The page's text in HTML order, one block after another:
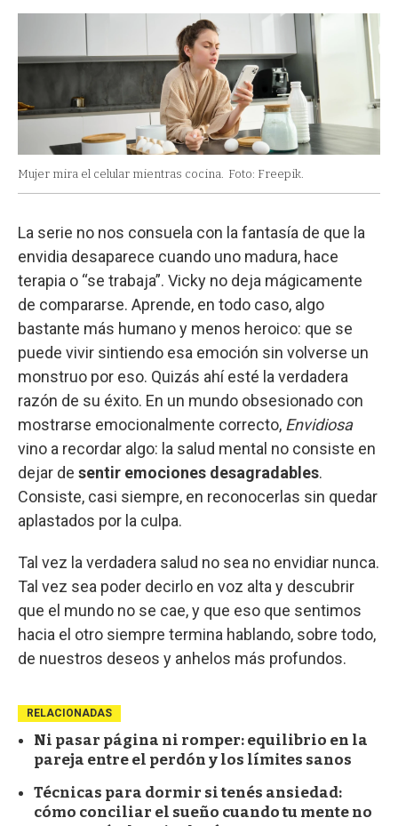
Mujer mira el celular mientras cocina. Foto: Freepik.
La serie no nos consuela con la fantasía de que la
envidia desaparece cuando uno madura, hace
terapia o “se trabaja”. Vicky no deja mágicamente
de compararse. Aprende, en todo caso, algo
bastante más humano y menos heroico: que se
puede vivir sintiendo esa emoción sin volverse un
monstruo por eso. Quizás ahí esté la verdadera
razón de su éxito. En un mundo obsesionado con
mostrarse emocionalmente correcto, Envidiosa
vino a recordar algo: la salud mental no consiste en
dejar de sentir emociones desagradables.
Consiste, casi siempre, en reconocerlas sin quedar
aplastados por la culpa.
Tal vez la verdadera salud no sea no envidiar nunca.
Tal vez sea poder decirlo en voz alta y descubrir
que el mundo no se cae, y que eso que sentimos
hacia el otro siempre termina hablando, sobre todo,
de nuestros deseos y anhelos más profundos.
RELACIONADAS
Ni pasar página ni romper: equilibrio en la
pareja entre el perdón y los límites sanos
Técnicas para dormir si tenés ansiedad:
cómo conciliar el sueño cuando tu mente no